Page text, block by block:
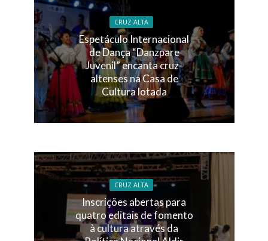
CRUZ ALTA
Espetáculo Internacional
de Dança “Danzpare
Juvenil” encanta cruz-
altenses na Casa de
Cultura lotada
CRUZ ALTA
Inscrições abertas para
quatro editais de fomento
à cultura através da